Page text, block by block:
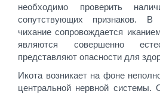
необходимо проверить
сопутствующих признаков. В
чихание сопровождается
являются совершенно
представляют опасности для
Икота возникает на фоне
центральной нервной системы.